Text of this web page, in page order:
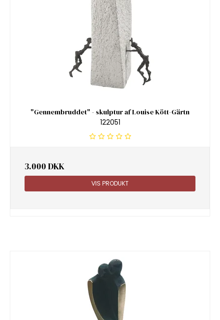
"Gennembruddet" - skulptur af Louise Kött-Gärtn
122051
3.000 DKK
VIS PRODUKT